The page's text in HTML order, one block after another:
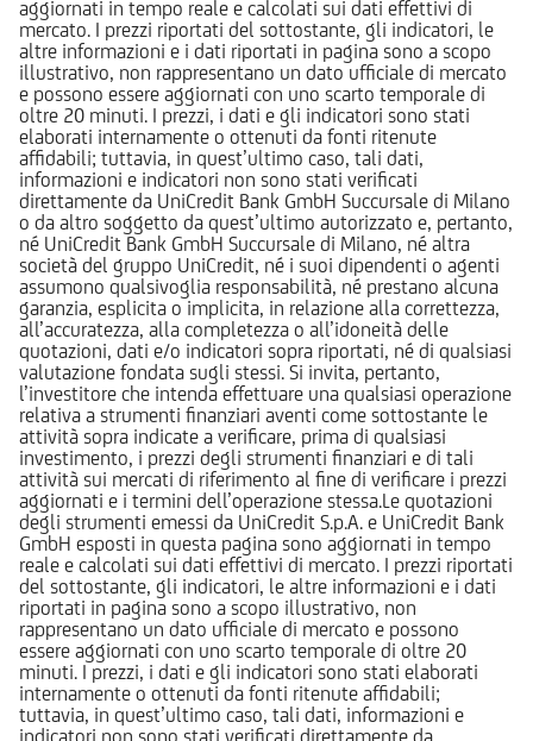
aggiornati in tempo reale e calcolati sui dati effettivi di
mercato. I prezzi riportati del sottostante, gli indicatori, le
altre informazioni e i dati riportati in pagina sono a scopo
illustrativo, non rappresentano un dato ufficiale di mercato
e possono essere aggiornati con uno scarto temporale di
oltre 20 minuti. I prezzi, i dati e gli indicatori sono stati
elaborati internamente o ottenuti da fonti ritenute
affidabili; tuttavia, in quest’ultimo caso, tali dati,
informazioni e indicatori non sono stati verificati
direttamente da UniCredit Bank GmbH Succursale di Milano
o da altro soggetto da quest’ultimo autorizzato e, pertanto,
né UniCredit Bank GmbH Succursale di Milano, né altra
società del gruppo UniCredit, né i suoi dipendenti o agenti
assumono qualsivoglia responsabilità, né prestano alcuna
garanzia, esplicita o implicita, in relazione alla correttezza,
all’accuratezza, alla completezza o all’idoneità delle
quotazioni, dati e/o indicatori sopra riportati, né di qualsiasi
valutazione fondata sugli stessi. Si invita, pertanto,
l’investitore che intenda effettuare una qualsiasi operazione
relativa a strumenti finanziari aventi come sottostante le
attività sopra indicate a verificare, prima di qualsiasi
investimento, i prezzi degli strumenti finanziari e di tali
attività sui mercati di riferimento al fine di verificare i prezzi
aggiornati e i termini dell’operazione stessa.Le quotazioni
degli strumenti emessi da UniCredit S.p.A. e UniCredit Bank
GmbH esposti in questa pagina sono aggiornati in tempo
reale e calcolati sui dati effettivi di mercato. I prezzi riportati
del sottostante, gli indicatori, le altre informazioni e i dati
riportati in pagina sono a scopo illustrativo, non
rappresentano un dato ufficiale di mercato e possono
essere aggiornati con uno scarto temporale di oltre 20
minuti. I prezzi, i dati e gli indicatori sono stati elaborati
internamente o ottenuti da fonti ritenute affidabili;
tuttavia, in quest’ultimo caso, tali dati, informazioni e